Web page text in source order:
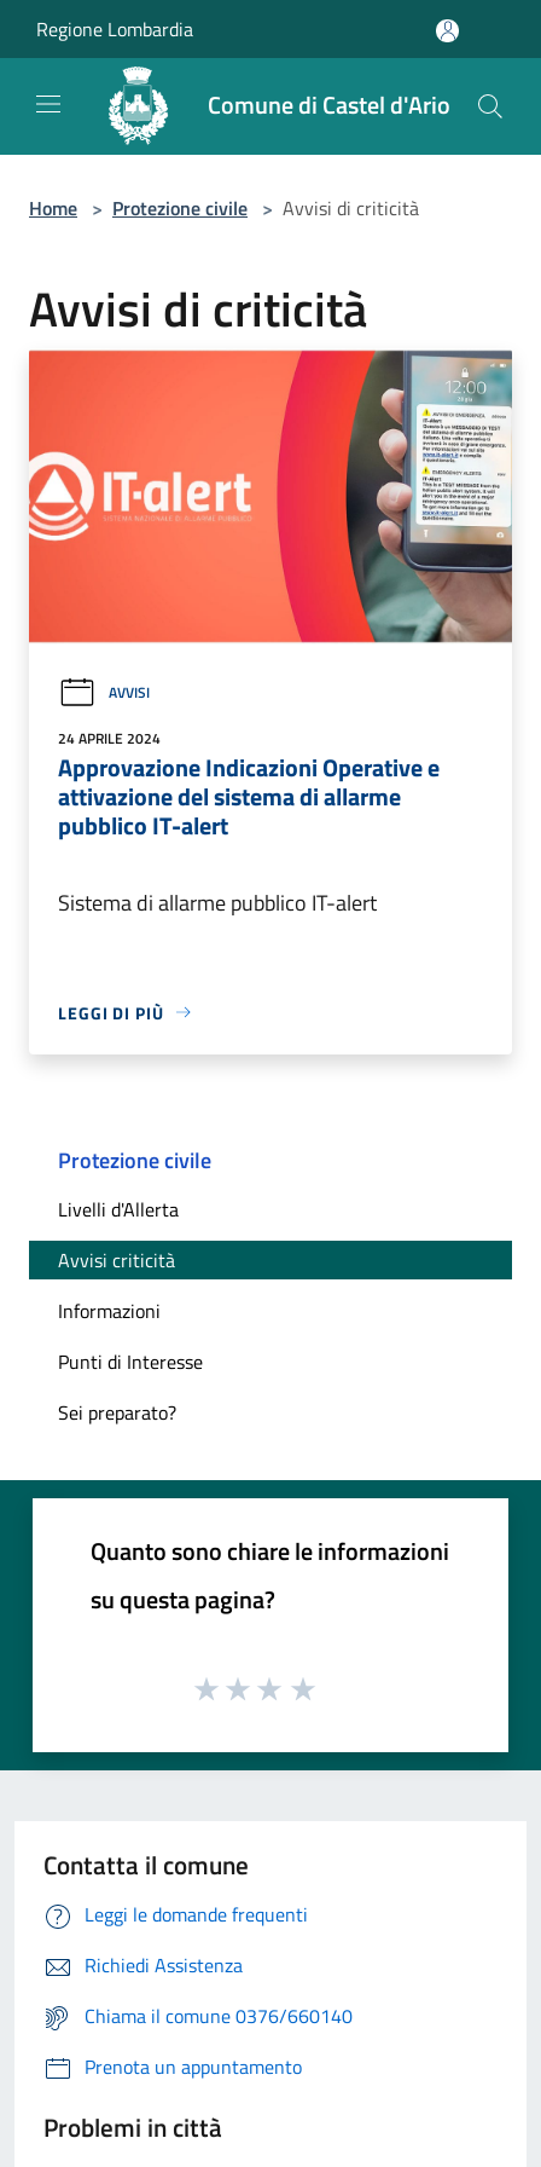
Regione Lombardia
Comune di Castel d'Ario
Home > Protezione civile > Avvisi di criticità
Avvisi di criticità
AVVISI
24 APRILE 2024
Approvazione Indicazioni Operative e
attivazione del sistema di allarme
pubblico IT-alert
Sistema di allarme pubblico IT-alert
LEGGI DI PIÙ
Protezione civile
Livelli d'Allerta
Avvisi criticità
Informazioni
Punti di Interesse
Sei preparato?
Quanto sono chiare le informazioni
su questa pagina?
Contatta il comune
Leggi le domande frequenti
Richiedi Assistenza
Chiama il comune 0376/660140
Prenota un appuntamento
Problemi in città